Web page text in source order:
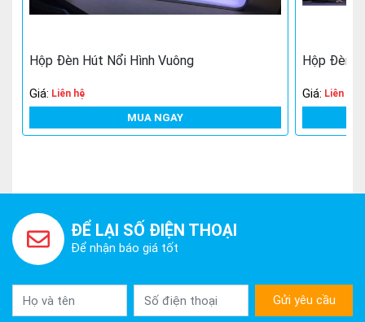
Hộp Đèn Hút Nổi Hình Vuông
Giá: Liên hệ
MUA NGAY
Hộp Đèn
Giá: Liên hệ
ĐỂ LẠI SỐ ĐIỆN THOẠI
Để nhận báo giá tốt
Gửi yêu cầu